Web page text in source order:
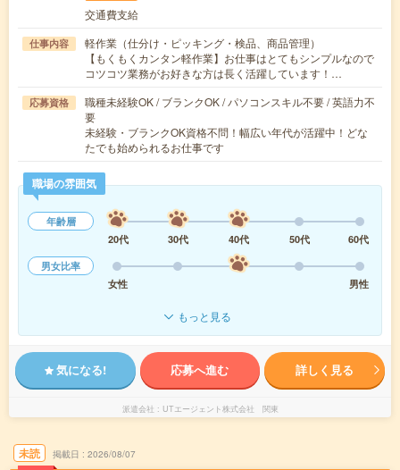
交通費支給
仕事内容
軽作業（仕分け・ピッキング・検品、商品管理）
【もくもくカンタン軽作業】お仕事はとてもシンプルなので
コツコツ業務がお好きな方は長く活躍しています！…
応募資格
職種未経験OK / ブランクOK / パソコンスキル不要 / 英語力不
要
未経験・ブランクOK資格不問！幅広い年代が活躍中！どな
たでも始められるお仕事です
職場の雰囲気
年齢層
20代
30代 40代 50代
60代
男女比率
女性
男性
もっと見る
気になる! 応募へ進む 詳しく見る
派遣会社 UTエージェント株式会社 関東
未読 掲載日 2026/08/07